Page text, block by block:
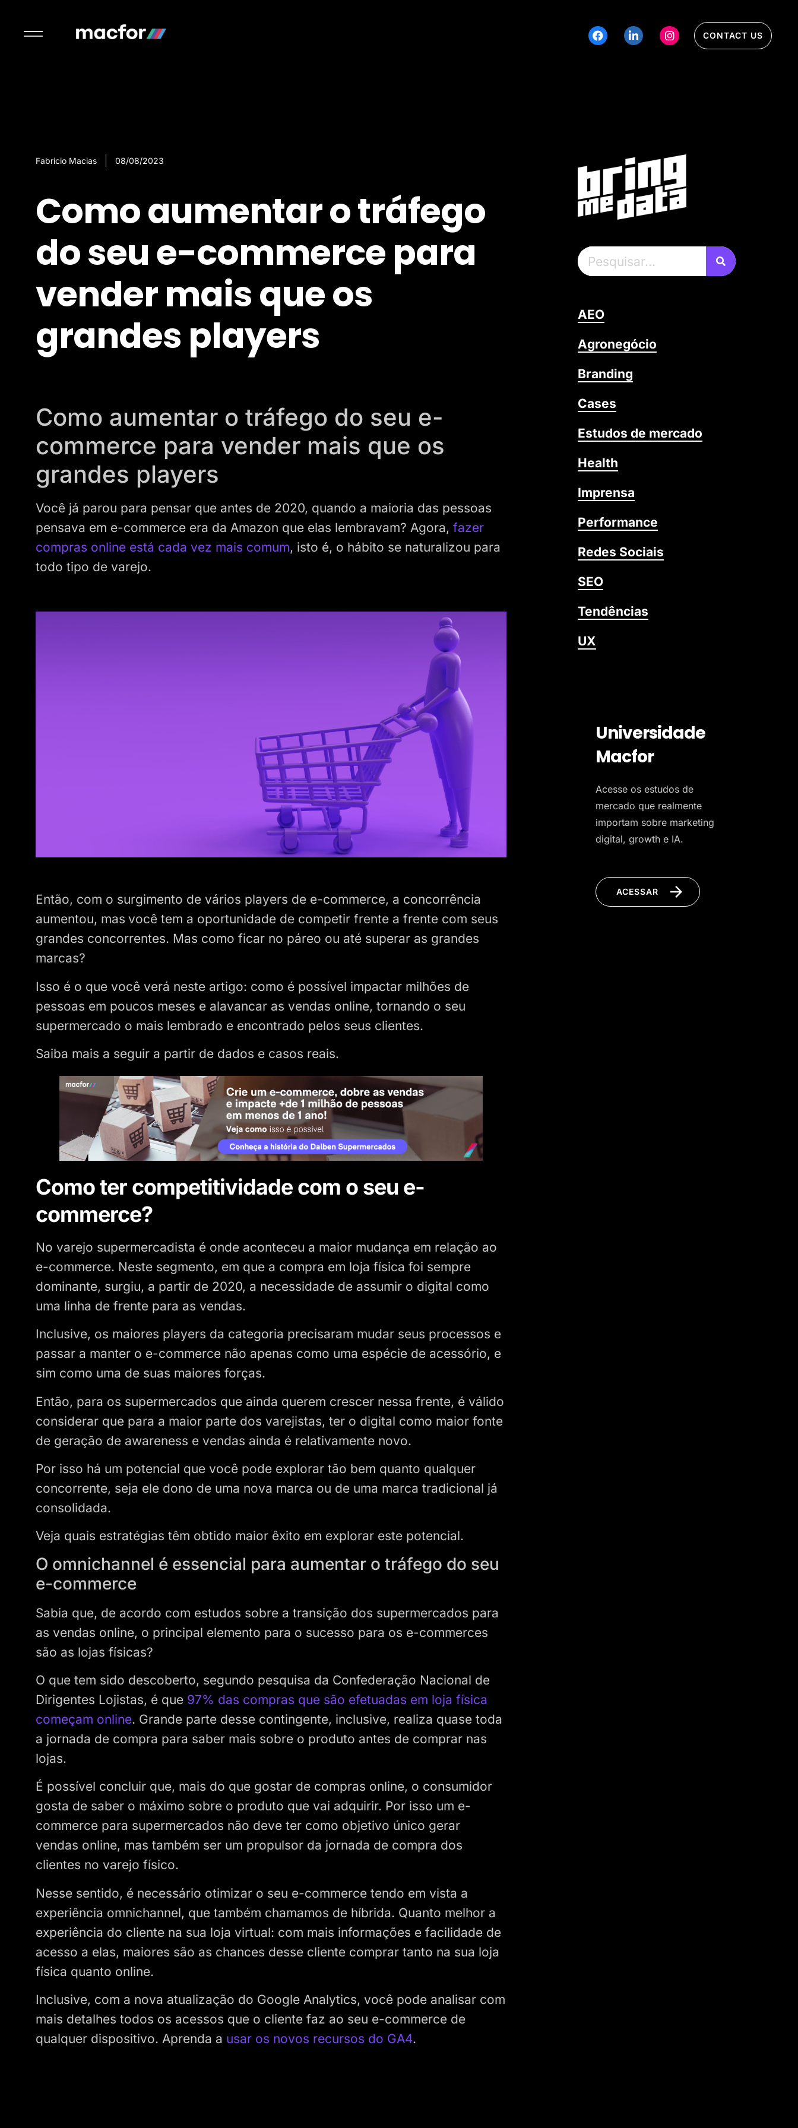
CONTACT US
Fabricio Macias 08/08/2023
Como aumentar o tráfego
do seu e-commerce para
vender mais que os
grandes players
Como aumentar o tráfego do seu e-
commerce para vender mais que os
grandes players
Você já parou para pensar que antes de 2020, quando a maioria das pessoas
pensava em e-commerce era da Amazon que elas lembravam? Agora, fazer
compras online está cada vez mais comum, isto é, o hábito se naturalizou para
todo tipo de varejo.
Então, com o surgimento de vários players de e-commerce, a concorrência
aumentou, mas você tem a oportunidade de competir frente a frente com seus
grandes concorrentes. Mas como ficar no páreo ou até superar as grandes
marcas?
Isso é o que você verá neste artigo: como é possível impactar milhões de
pessoas em poucos meses e alavancar as vendas online, tornando o seu
supermercado o mais lembrado e encontrado pelos seus clientes.
Saiba mais a seguir a partir de dados e casos reais.
Como ter competitividade com o seu e-
commerce?
No varejo supermercadista é onde aconteceu a maior mudança em relação ao
e-commerce. Neste segmento, em que a compra em loja física foi sempre
dominante, surgiu, a partir de 2020, a necessidade de assumir o digital como
uma linha de frente para as vendas.
Inclusive, os maiores players da categoria precisaram mudar seus processos e
passar a manter o e-commerce não apenas como uma espécie de acessório, e
sim como uma de suas maiores forças.
Então, para os supermercados que ainda querem crescer nessa frente, é válido
considerar que para a maior parte dos varejistas, ter o digital como maior fonte
de geração de awareness e vendas ainda é relativamente novo.
Por isso há um potencial que você pode explorar tão bem quanto qualquer
concorrente, seja ele dono de uma nova marca ou de uma marca tradicional já
consolidada.
Veja quais estratégias têm obtido maior êxito em explorar este potencial.
O omnichannel é essencial para aumentar o tráfego do seu
e-commerce
Sabia que, de acordo com estudos sobre a transição dos supermercados para
as vendas online, o principal elemento para o sucesso para os e-commerces
são as lojas físicas?
O que tem sido descoberto, segundo pesquisa da Confederação Nacional de
Dirigentes Lojistas, é que 97% das compras que são efetuadas em loja física
começam online. Grande parte desse contingente, inclusive, realiza quase toda
a jornada de compra para saber mais sobre o produto antes de comprar nas
lojas.
É possível concluir que, mais do que gostar de compras online, o consumidor
gosta de saber o máximo sobre o produto que vai adquirir. Por isso um e-
commerce para supermercados não deve ter como objetivo único gerar
vendas online, mas também ser um propulsor da jornada de compra dos
clientes no varejo físico.
Nesse sentido, é necessário otimizar o seu e-commerce tendo em vista a
experiência omnichannel, que também chamamos de híbrida. Quanto melhor a
experiência do cliente na sua loja virtual: com mais informações e facilidade de
acesso a elas, maiores são as chances desse cliente comprar tanto na sua loja
física quanto online.
Inclusive, com a nova atualização do Google Analytics, você pode analisar com
mais detalhes todos os acessos que o cliente faz ao seu e-commerce de
qualquer dispositivo. Aprenda a usar os novos recursos do GA4.
AEO
Agronegócio
Branding
Cases
Estudos de mercado
Health
Imprensa
Performance
Redes Sociais
SEO
Tendências
UX
Universidade
Macfor
Acesse os estudos de
mercado que realmente
importam sobre marketing
digital, growth e IA.
ACESSAR